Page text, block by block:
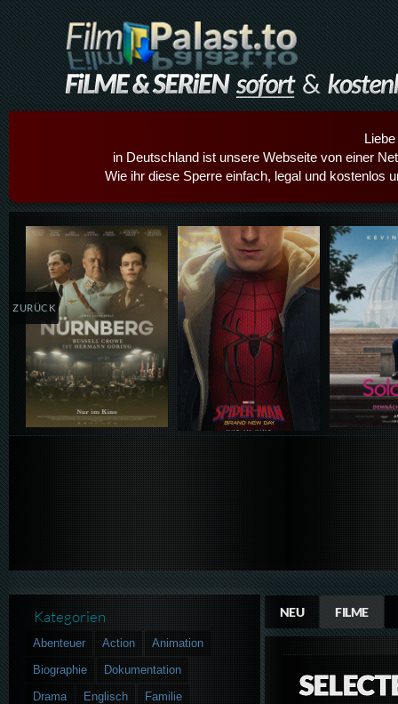
in Deutschland ist unsere Webseite von einer
Wie ihr diese Sperre einfach, legal und kostenlos
Details,Play Details,Play
ZURÜCK
NEU FILME
Kategorien
Abenteuer Action
Animation
Biographie
Dokumentation
Drama
Englisch
Familie